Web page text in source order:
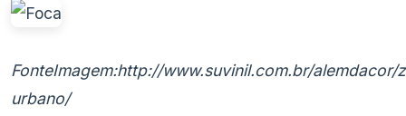
FonteImagem:http://www.suvinil.com.br/alemdacor/
urbano/